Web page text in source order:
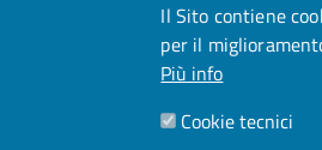
Il Sito contiene
per il
Più info
Cookie tecnici